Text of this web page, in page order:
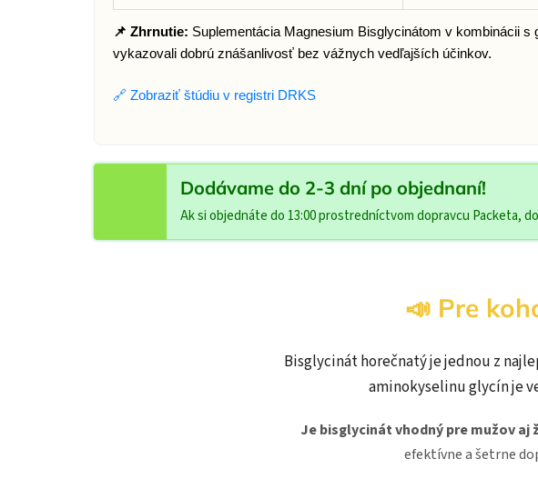
📌 Zhrnutie: Suplementácia Magnesium Bisglycinátom v kombinácii s
vykazovali dobrú znášanlivosť bez vážnych vedľajších účinkov.
🔗 Zobraziť štúdiu v registri DRKS
Dodávame do 2-3 dní po objednaní!
Ak si objednáte do 13:00 prostredníctvom dopravcu Packeta,
📣 Pre
Bisglycinát horečnatý je jednou z
aminokyselinu glycín je
Je bisglycinát vhodný pre mužov aj
efektívne a šetrne